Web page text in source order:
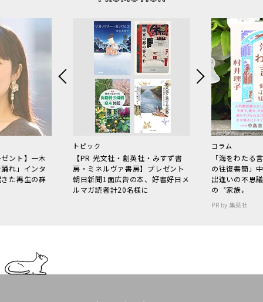
ント】一木
れ」インタ
た再生の群
トピック
【PR 光文社・創英社・みすず書
房・ミネルヴァ書房】プレゼント
朝日新聞1面広告の本、好書好日メ
ルマガ読者計20名様に
コラム
「海をわた
の往復書簡」
出逢いの不思
の〝家族〟
PR by 集英社